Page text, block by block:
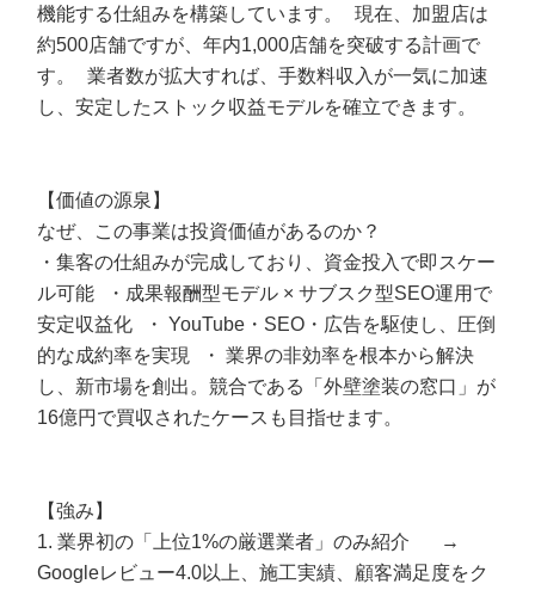
機能する仕組みを構築しています。 現在、加盟店は
約500店舗ですが、年内1,000店舗を突破する計画で
す。 業者数が拡大すれば、手数料収入が一気に加速
し、安定したストック収益モデルを確立できます。
【価値の源泉】
なぜ、この事業は投資価値があるのか？
・集客の仕組みが完成しており、資金投入で即スケー
ル可能 ・成果報酬型モデル × サブスク型SEO運用で
安定収益化 ・ YouTube・SEO・広告を駆使し、圧倒
的な成約率を実現 ・ 業界の非効率を根本から解決
し、新市場を創出。競合である「外壁塗装の窓口」が
16億円で買収されたケースも目指せます。
【強み】
1. 業界初の「上位1%の厳選業者」のみ紹介 →
Googleレビュー4.0以上、施工実績、顧客満足度をク